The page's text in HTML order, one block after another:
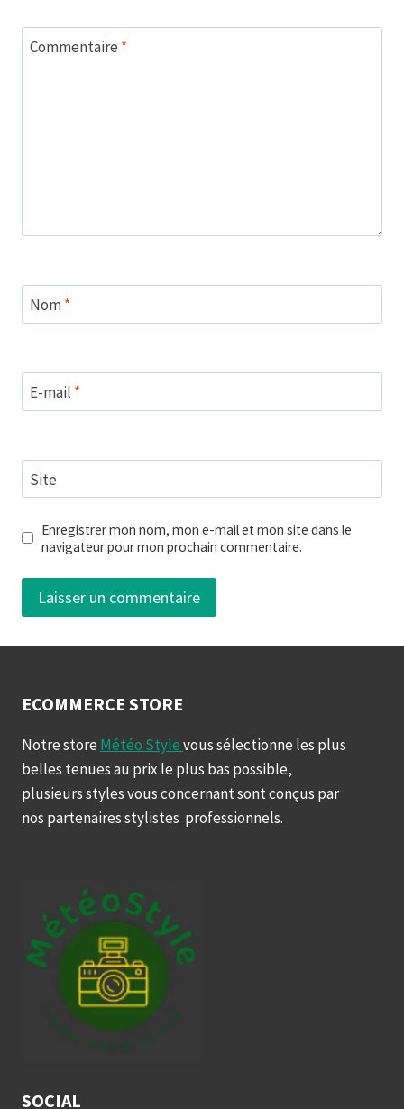
Commentaire *
Nom*
E-mail *
Site
Enregistrer mon nom, mon e-mail et mon site dans le
navigateur pour mon prochain commentaire.
ECOMMERCE STORE
Notre store Météo Stylevous sélectionne les plus
belles tenues au prix le plus bas possible,
plusieurs styles vous concernant sont conçus par
nos partenaires stylistes professionnels.
SOCIAL